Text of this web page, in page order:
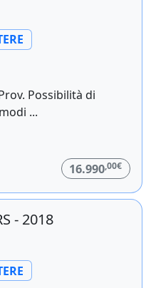
Possibilità di
...
16.990,00€
- 2018